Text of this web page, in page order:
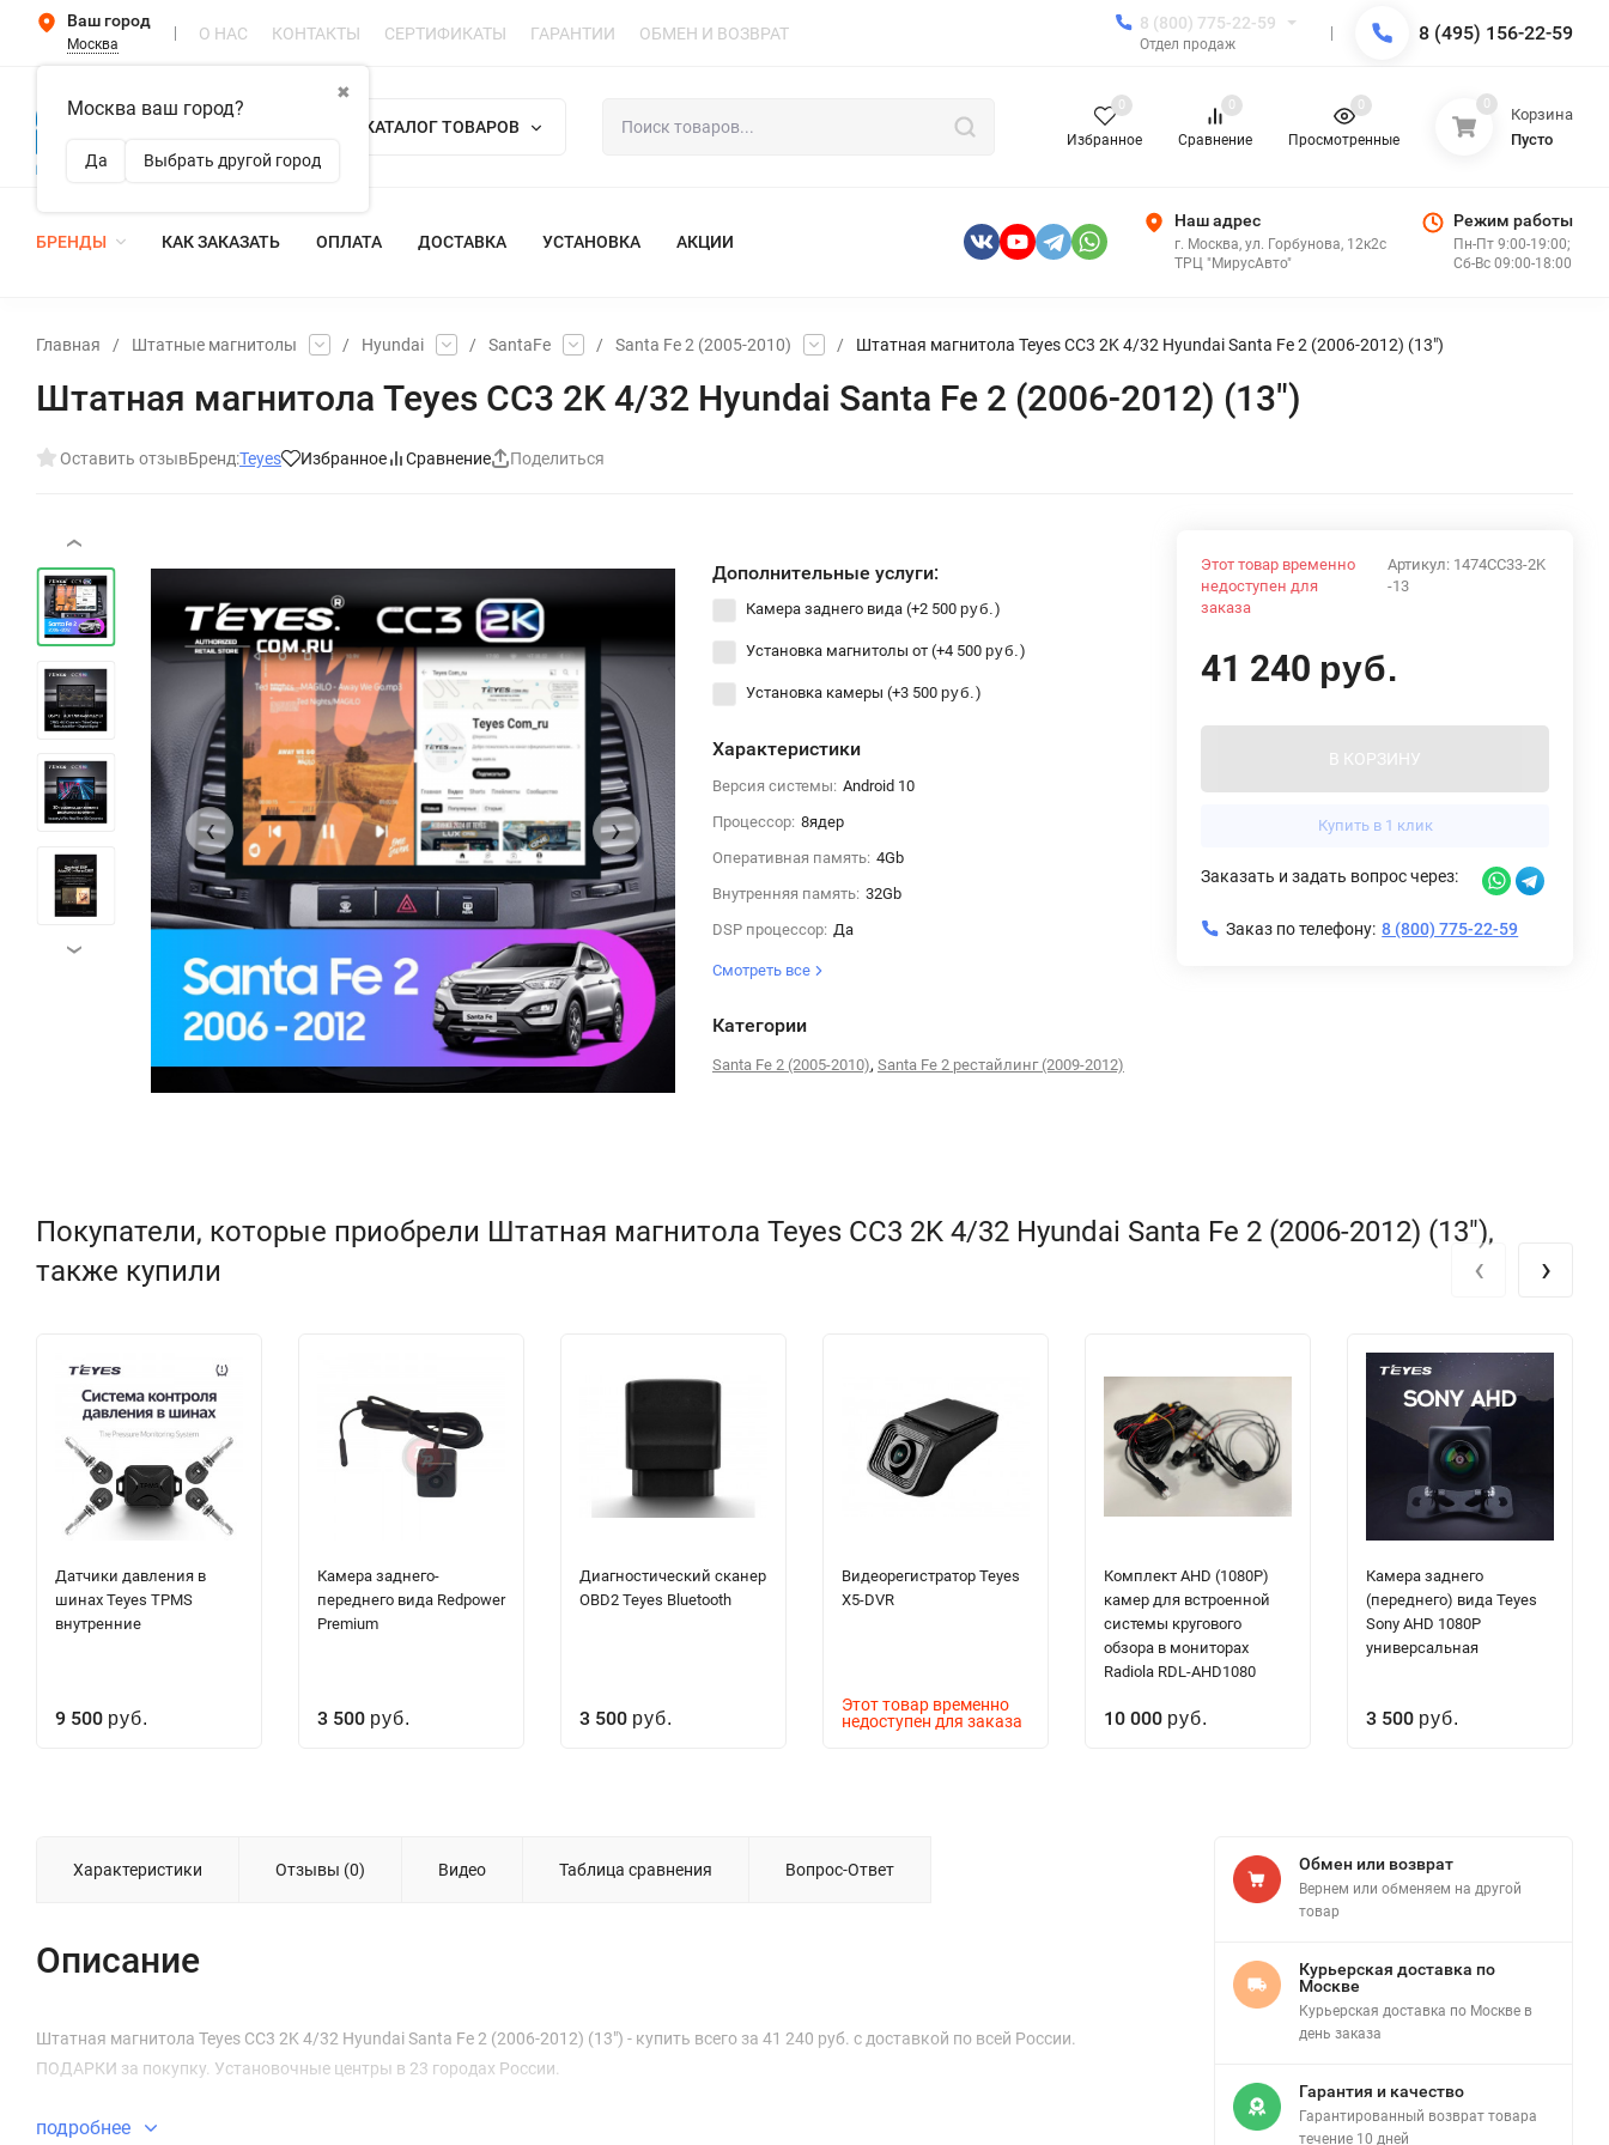
Ваш город
Москва
✖
Москва ваш город?
Да Выбрать другой город
О НАС КОНТАКТЫ СЕРТИФИКАТЫ ГАРАНТИИ ОБМЕН И ВОЗВРАТ
8 (800) 775-22-59
Отдел продаж 8 (495) 156-22-59
КАТАЛОГ ТОВАРОВ
Избранное
0
Сравнение
0
Просмотренные
0 0
Корзина
Пусто
БРЕНДЫ КАК ЗАКАЗАТЬ ОПЛАТА ДОСТАВКА УСТАНОВКА АКЦИИ
Наш адрес
г. Москва, ул. Горбунова, 12к2с
ТРЦ "МирусАвто"
Режим работы
Пн-Пт 9:00-19:00;
Сб-Вс 09:00-18:00
Главная / Штатные магнитолы / Hyundai / SantaFe / Santa Fe 2 (2005-2010) / Штатная магнитола Teyes CC3 2K 4/32 Hyundai Santa Fe 2 (2006-2012) (13")
Штатная магнитола Teyes CC3 2K 4/32 Hyundai Santa Fe 2 (2006-2012) (13")
Оставить отзывБренд:Teyes Избранное Сравнение Поделиться
‹ ›
‹
›
Дополнительные услуги:
Камера заднего вида (+2 500 руб. )
Установка магнитолы от (+4 500 руб. )
Установка камеры (+3 500 руб. )
Характеристики
Версия системы: Android 10
Процессор: 8ядер
Оперативная память: 4Gb
Внутренняя память: 32Gb
DSP процессор: Да
Смотреть все
Категории
Santa Fe 2 (2005-2010), Santa Fe 2 рестайлинг (2009-2012)
Артикул: 1474CC33-2K
-13
Этот товар временно
недоступен для
заказа
41 240 руб.
В КОРЗИНУ
Купить в 1 клик
Заказать и задать вопрос через:
Заказ по телефону: 8 (800) 775-22-59
Покупатели, которые приобрели Штатная магнитола Teyes CC3 2K 4/32 Hyundai Santa Fe 2 (2006-2012) (13"),
также купили
Датчики давления в
шинах Teyes TPMS
внутренние
9 500 руб.
Камера заднего-
переднего вида Redpower
Premium
3 500 руб.
Диагностический сканер
OBD2 Teyes Bluetooth
3 500 руб.
Видеорегистратор Teyes
X5-DVR
Этот товар временно
недоступен для заказа
Комплект AHD (1080P)
камер для встроенной
системы кругового
обзора в мониторах
Radiola RDL-AHD1080
10 000 руб.
Камера заднего
(переднего) вида Teyes
Sony AHD 1080P
универсальная
3 500 руб.
‹ ›
Характеристики Отзывы (0) Видео Таблица сравнения Вопрос-Ответ
Описание
Штатная магнитола Teyes CC3 2K 4/32 Hyundai Santa Fe 2 (2006-2012) (13") - купить всего за 41 240 руб. с доставкой по всей России.
ПОДАРКИ за покупку. Установочные центры в 23 городах России.
подробнее
Обмен или возврат
Вернем или обменяем на другой
товар
Курьерская доставка по
Москве
Курьерская доставка по Москве в
день заказа
Гарантия и качество
Гарантированный возврат товара
течение 10 дней